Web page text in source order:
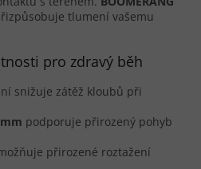
tlumení vašemu
pro zdravý běh
snižuje zátěž kloubů při
podporuje přirozený pohyb
přirozené roztažení